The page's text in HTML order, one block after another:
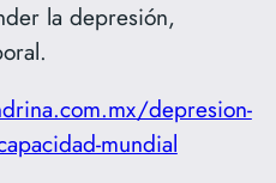
la depresión,
depresion-
mundial